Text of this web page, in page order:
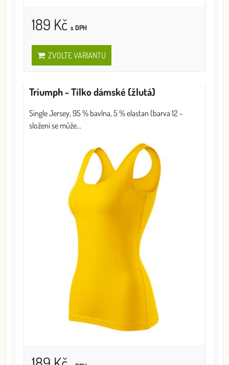
189 Kč s DPH
ZVOLTE VARIANTU
Triumph - Tílko dámské (žlutá)
Single Jersey, 95 % bavlna, 5 % elastan (barva 12 -
složení se může...